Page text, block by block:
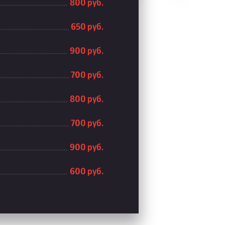
800 руб.
650 руб.
900 руб.
700 руб.
800 руб.
700 руб.
900 руб.
600 руб.